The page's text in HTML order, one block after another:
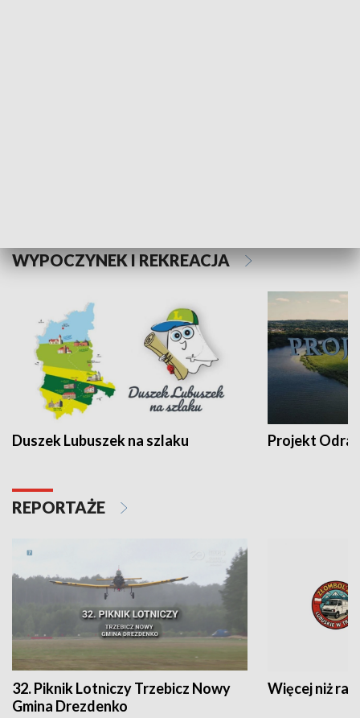
WYPOCZYNEK I REKREACJA
Duszek Lubuszek na szlaku Projekt Odra
REPORTAŻE
32. Piknik Lotniczy Trzebicz Nowy
Gmina Drezdenko
Więcej niż rajd